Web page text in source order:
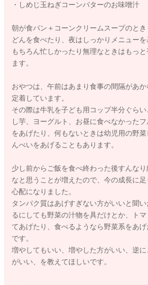
・しめじ玉ねぎコーンバターのお味噌汁
朝が食パン＋コーンクリームスープのと
どんを食べたり、夜はしっかりメニューを
もちろん忙しかったり無理なときはもっ
ます。
おやつは、午前はあまり食事の間隔があ
定着しています。
その際は牛乳を子ども用コップ半分ぐら
し芋、ヨーグルト、お昼に食べなかった
をあげたり、何もないときは幼児用の野
んべいをあげることもあります。
少し前からご飯を食べ終わった後すんな
なと思うことが増えたので、今の成長に
心配になりました。
タンパク質はあげすぎない方がいいと聞
るにしても野菜の汁物を具だけとか、ト
てあげたり、食べるようなら野菜系をあ
です。
増やしてもいい、増やした方がいい、逆
がいい、を教えてほしいです。